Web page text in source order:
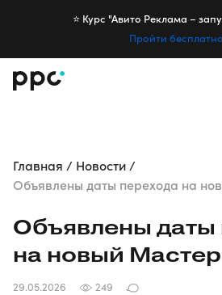
⭐️ Курс "Авито Реклама –
Пройти бесплатно
Главная
Новости
Объявлены даты перехода на
Объявлены даты
на новый Мастер
29.05.2026 249